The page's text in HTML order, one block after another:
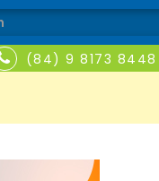
(84) 9 8173 8448